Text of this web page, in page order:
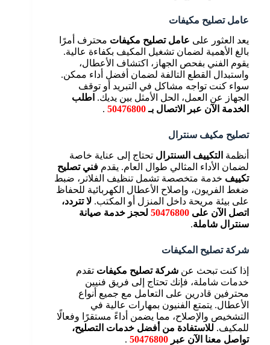
عامل تصليح مكيفات
يعد العثور على عامل تصليح مكيفات محترف أمرًا
بالغ الأهمية لضمان تشغيل المكيف بكفاءة عالية.
يقوم الفني بفحص الجهاز، اكتشاف الأعطال،
واستبدال القطع التالفة لضمان أفضل أداء ممكن.
سواء كنت تواجه مشاكل في التبريد أو توقف
الجهاز عن العمل، الحل الأمثل بين يديك. اطلب
الخدمة الآن عبر الاتصال بـ50476800
.
تصليح مكيف سنترال
أنظمة التكييف السنترال تحتاج إلى عناية خاصة
لضمان الأداء المثالي طوال العام. يقدم فني تصليح
تكييف خدمة متخصصة تشمل تنظيف الفلاتر، ضبط
ضغط الفريون، وإصلاح الأعطال الكهربائية للحفاظ
على بيئة مريحة داخل المنزل أو المكتب. لا تتردد،
اتصل الآن على 50476800 لحجز خدمة صيانة
سنترال شاملة.
شركة تصليح المكيفات
إذا كنت تبحث عن شركة تصليح مكيفات تقدم
خدمات شاملة، فإنك تحتاج إلى فريق فنيين
محترفين قادرين على التعامل مع جميع أنواع
الأعطال. يتمتع الفنيون بمهارات عالية في
التشخيص والإصلاح، مما يضمن أداءً مستقرًا وفعالًا
للمكيف. للاستفادة من أفضل خدمات التصليح،
تواصل معنا الآن عبر 50476800
.